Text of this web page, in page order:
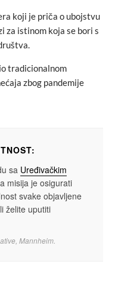
koji je priča o ubojstvu
za istinom koja se bori s
tradicionalnom
zbog pandemije
sa Uređivačkim
misija je osigurati
svake objavljene
želite uputiti
Mannheim.